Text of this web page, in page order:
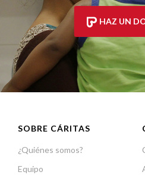
HAZ UN
SOBRE CÁRITAS
¿Quiénes somos?
Equipo